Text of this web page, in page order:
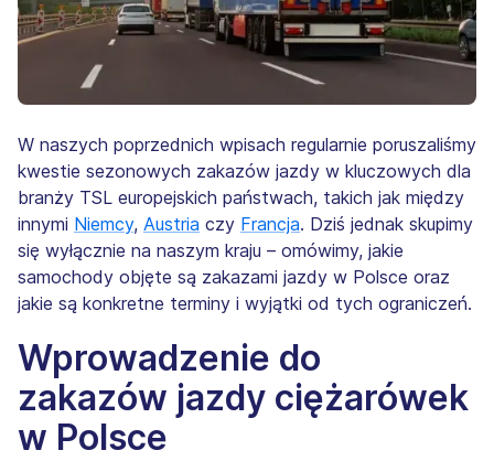
W naszych poprzednich wpisach regularnie poruszaliśmy
kwestie sezonowych zakazów jazdy w kluczowych dla
branży TSL europejskich państwach, takich jak między
innymi Niemcy, Austria czy Francja. Dziś jednak skupimy
się wyłącznie na naszym kraju – omówimy, jakie
samochody objęte są zakazami jazdy w Polsce oraz
jakie są konkretne terminy i wyjątki od tych ograniczeń.
Wprowadzenie do
zakazów jazdy ciężarówek
w Polsce